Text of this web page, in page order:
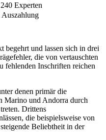
Experten
begehrt und lassen sich in drei
die von vertauschten
fehlenden Inschriften reichen
denen primär die
Marino und Andorra durch
Drittens
die beispielsweise von
Beliebtheit in der